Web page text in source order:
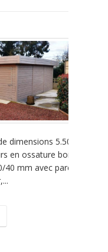
5.50 m
ossature bois
mm avec pare-